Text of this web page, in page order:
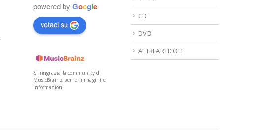
powered by Google
votaci su
Si ringrazia la community di
MusicBrainz per le immagini e
informazioni
CD
DVD
ALTRI ARTICOLI